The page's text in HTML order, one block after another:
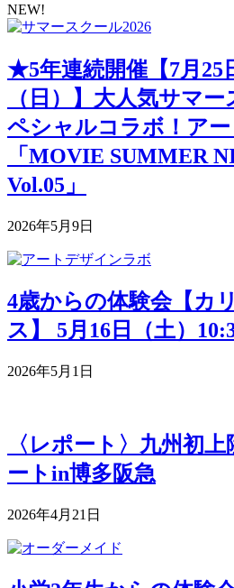
NEW!
★5年連続開催【7月25
（日）】大人気サマ
ペシャルコラボ！ア
「MOVIE SUMMER
Vol.05」
2026年5月9日
4歳からの体験会【カ
ス】 5月16日（土）
2026年5月1日
〈レポート〉九州初
ートin博多阪急
2026年4月21日